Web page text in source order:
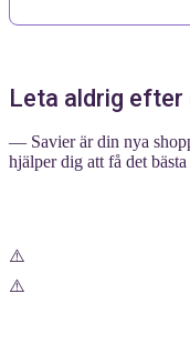
Leta aldrig efter
— Savier är din nya
hjälper dig att få det